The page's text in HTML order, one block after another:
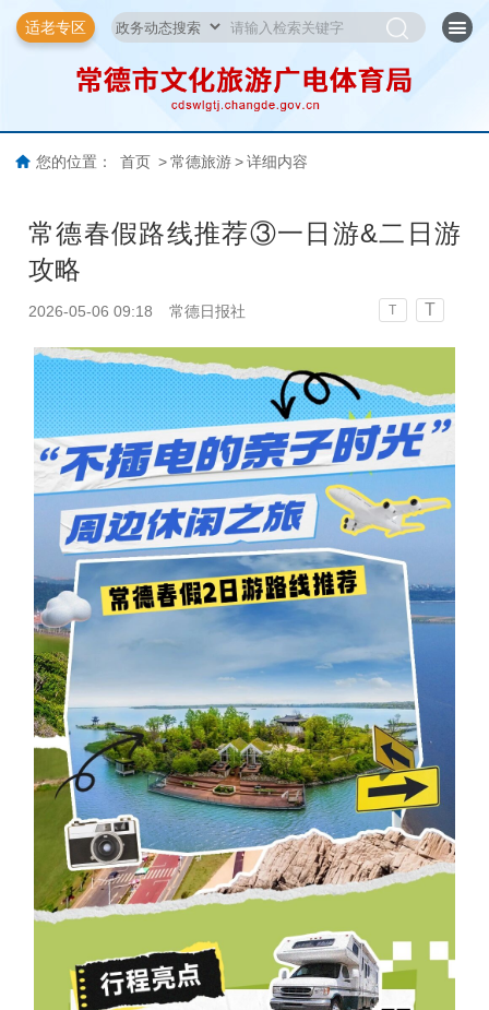
适老专区
您的位置： 首页 > 常德旅游 > 详细内容
常德春假路线推荐③一日游&二日游
攻略
2026-05-06 09:18 常德日报社 T T